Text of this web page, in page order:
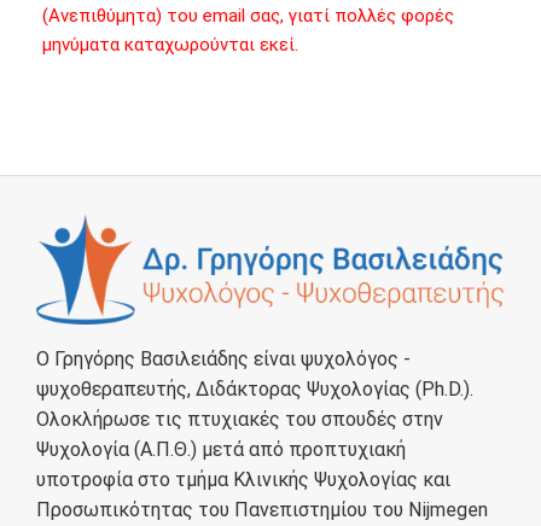
(Ανεπιθύμητα) του email σας, γιατί πολλές φορές
μηνύματα καταχωρούνται εκεί.
Ο Γρηγόρης Βασιλειάδης είναι ψυχολόγος -
ψυχοθεραπευτής, Διδάκτορας Ψυχολογίας (Ph.D.).
Ολοκλήρωσε τις πτυχιακές του σπουδές στην
Ψυχολογία (Α.Π.Θ.) μετά από προπτυχιακή
υποτροφία στο τμήμα Κλινικής Ψυχολογίας και
Προσωπικότητας του Πανεπιστημίου του Nijmegen